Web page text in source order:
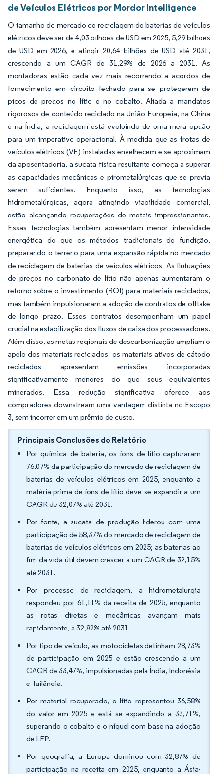
de Veículos Elétricos por Mordor Intelligence
O tamanho do mercado de reciclagem de baterias de veículos
elétricos deve ser de 4,03 bilhões de USD em 2025, 5,29 bilhões
de USD em 2026, e atingir 20,64 bilhões de USD até 2031,
crescendo a um CAGR de 31,29% de 2026 a 2031. As
montadoras estão cada vez mais recorrendo a acordos de
fornecimento em circuito fechado para se protegerem de
picos de preços no lítio e no cobalto. Aliada a mandatos
rigorosos de conteúdo reciclado na União Europeia, na China
e na Índia, a reciclagem está evoluindo de uma mera opção
para um imperativo operacional. À medida que as frotas de
veículos elétricos (VE) instaladas envelhecem e se aproximam
da aposentadoria, a sucata física resultante começa a superar
as capacidades mecânicas e pirometalúrgicas que se previa
serem suficientes. Enquanto isso, as tecnologias
hidrometalúrgicas, agora atingindo viabilidade comercial,
estão alcançando recuperações de metais impressionantes.
Essas tecnologias também apresentam menor intensidade
energética do que os métodos tradicionais de fundição,
preparando o terreno para uma expansão rápida no mercado
de reciclagem de baterias de veículos elétricos. As flutuações
de preços no carbonato de lítio não apenas aumentaram o
retorno sobre o investimento (ROI) para materiais reciclados,
mas também impulsionaram a adoção de contratos de offtake
de longo prazo. Esses contratos desempenham um papel
crucial na estabilização dos fluxos de caixa dos processadores.
Além disso, as metas regionais de descarbonização ampliam o
apelo dos materiais reciclados: os materiais ativos de cátodo
reciclados apresentam emissões incorporadas
significativamente menores do que seus equivalentes
minerados. Essa redução significativa oferece aos
compradores downstream uma vantagem distinta no Escopo
3, sem incorrer em um prêmio de custo.
Principais Conclusões do Relatório
Por química de bateria, os íons de lítio capturaram
76,07% da participação do mercado de reciclagem de
baterias de veículos elétricos em 2025, enquanto a
matéria-prima de íons de lítio deve se expandir a um
CAGR de 32,07% até 2031.
Por fonte, a sucata de produção liderou com uma
participação de 58,37% do mercado de reciclagem de
baterias de veículos elétricos em 2025; as baterias ao
fim da vida útil devem crescer a um CAGR de 32,15%
até 2031.
Por processo de reciclagem, a hidrometalurgia
respondeu por 61,11% da receita de 2025, enquanto
as rotas diretas e mecânicas avançam mais
rapidamente, a 32,82% até 2031.
Por tipo de veículo, as motocicletas detinham 28,73%
de participação em 2025 e estão crescendo a um
CAGR de 33,47%, impulsionadas pela Índia, Indonésia
e Tailândia.
Por material recuperado, o lítio representou 36,58%
do valor em 2025 e está se expandindo a 33,71%,
superando o cobalto e o níquel com base na adoção
de LFP.
Por geografia, a Europa dominou com 32,87% de
participação na receita em 2025, enquanto a Ásia-